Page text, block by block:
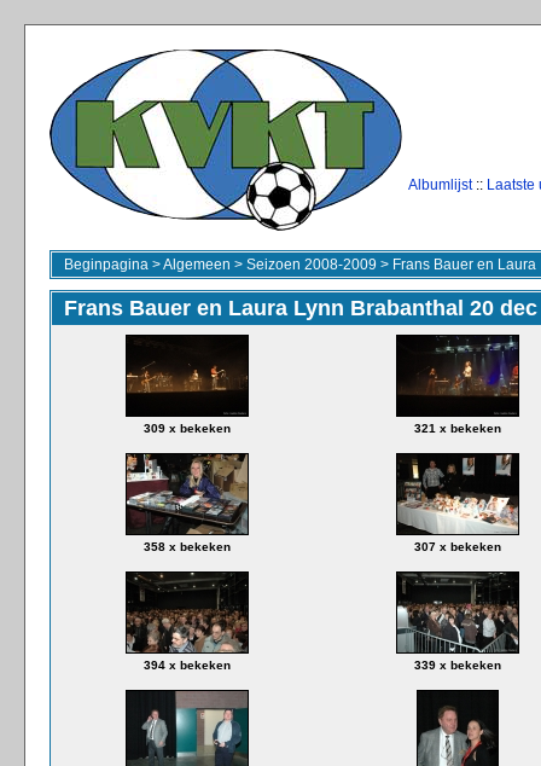
Albumlijst:: Laatste
Beginpagina >Algemeen > Seizoen 2008-2009 > Frans Bauer en
Frans Bauer en Laura Lynn Brabanthal 20 dec
309 x bekeken 321 x bekeken
358 x bekeken 307 x bekeken
394 x bekeken 339 x bekeken